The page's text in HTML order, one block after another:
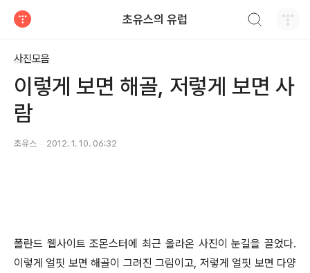
초유스의 유럽
사진모음
이렇게 보면 해골, 저렇게 보면 사
람
초유스 2012. 1. 10. 06:32
폴란드 웹사이트 조몬스터에 최근 올라온 사진이 눈길을 끌었다.
이렇게 얼핏 보면 해골이 그려진 그림이고, 저렇게 얼핏 보면 다양